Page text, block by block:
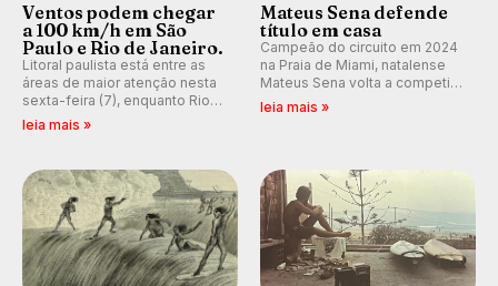
Ventos podem chegar
a 100 km/h em São
Paulo e Rio de Janeiro.
Litoral paulista está entre as
áreas de maior atenção nesta
sexta-feira (7), enquanto Rio
de Janeiro também recebe
km/h em Itanhaém.
leia mais »
Mateus Sena defende
título em casa
Campeão do circuito em 2024
na Praia de Miami, natalense
Mateus Sena volta a competir
em casa em busca de manter a
leia mais »